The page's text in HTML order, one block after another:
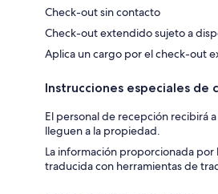
Check-out sin contacto
Check-out extendido sujeto a
Aplica un cargo por el check-out
Instrucciones especiales de
El personal de recepción recibirá
lleguen a la propiedad.
La información proporcionada
traducida con herramientas de